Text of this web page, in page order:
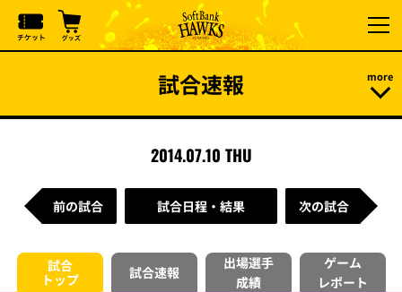
試合速報
2014.07.10 THU
前の試合 試合日程・結果 次の試合
試合
トップ
試合速報
出場選手
成績
ゲーム
レポート